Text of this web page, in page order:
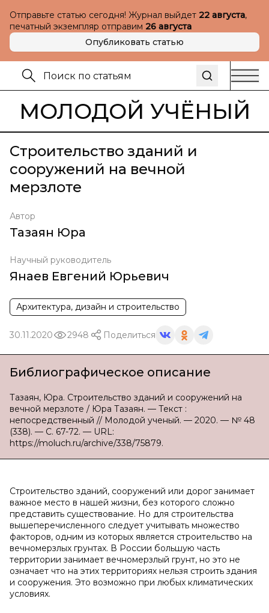
Отправьте статью сегодня! Журнал выйдет 22 августа,
печатный экземпляр отправим 26 августа
Опубликовать статью
МОЛОДОЙ УЧЁНЫЙ
Строительство зданий и
сооружений на вечной
мерзлоте
Автор
Тазаян Юра
Научный руководитель
Янаев Евгений Юрьевич
Архитектура, дизайн и строительство
30.11.2020 2948 Поделиться
Библиографическое описание
Тазаян, Юра. Строительство зданий и сооружений на
вечной мерзлоте / Юра Тазаян. — Текст :
непосредственный // Молодой ученый. — 2020. — № 48
(338). — С. 67-72. — URL:
https://moluch.ru/archive/338/75879.
Строительство зданий, сооружений или дорог занимает
важное место в нашей жизни, без которого сложно
представить существование. Но для строительства
вышеперечисленного следует учитывать множество
факторов, одним из которых является строительство на
вечномерзлых грунтах. В России большую часть
территории занимает вечномерзлый грунт, но это не
означает что на этих территориях нельзя строить здания
и сооружения. Это возможно при любых климатических
условиях.